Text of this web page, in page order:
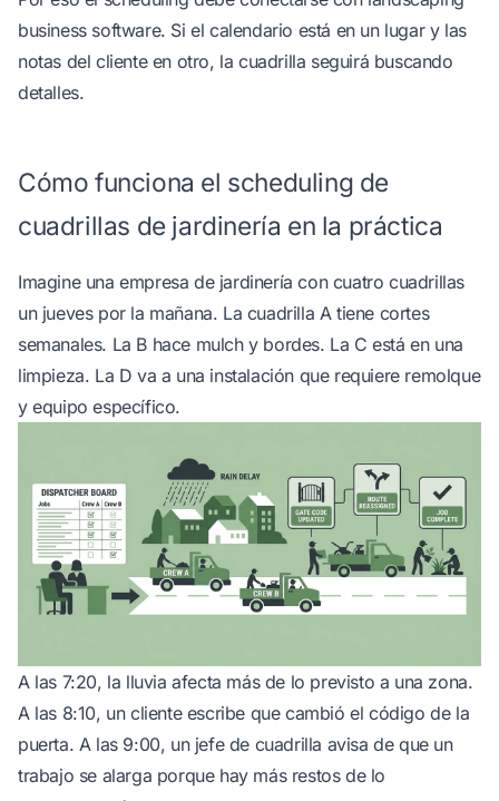
business software. Si el calendario está en un lugar y las
notas del cliente en otro, la cuadrilla seguirá buscando
detalles.
Cómo funciona el scheduling de
cuadrillas de jardinería en la práctica
Imagine una empresa de jardinería con cuatro cuadrillas
un jueves por la mañana. La cuadrilla A tiene cortes
semanales. La B hace mulch y bordes. La C está en una
limpieza. La D va a una instalación que requiere remolque
y equipo específico.
A las 7:20, la lluvia afecta más de lo previsto a una zona.
A las 8:10, un cliente escribe que cambió el código de la
puerta. A las 9:00, un jefe de cuadrilla avisa de que un
trabajo se alarga porque hay más restos de lo